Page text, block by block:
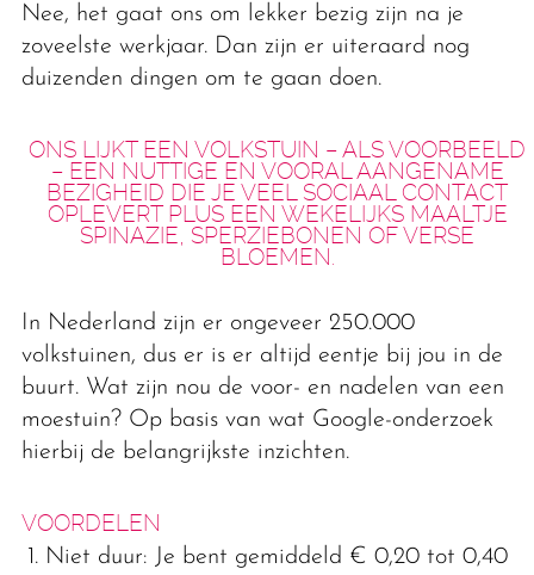
Nee, het gaat ons om lekker bezig zijn na je
zoveelste werkjaar. Dan zijn er uiteraard nog
duizenden dingen om te gaan doen.
ONS LIJKT EEN VOLKSTUIN – ALS VOORBEELD
– EEN NUTTIGE EN VOORAL AANGENAME
BEZIGHEID DIE JE VEEL SOCIAAL CONTACT
OPLEVERT PLUS EEN WEKELIJKS MAALTJE
SPINAZIE, SPERZIEBONEN OF VERSE
BLOEMEN.
In Nederland zijn er ongeveer 250.000
volkstuinen, dus er is er altijd eentje bij jou in de
buurt. Wat zijn nou de voor- en nadelen van een
moestuin? Op basis van wat Google-onderzoek
hierbij de belangrijkste inzichten.
VOORDELEN
Niet duur: Je bent gemiddeld € 0,20 tot 0,40